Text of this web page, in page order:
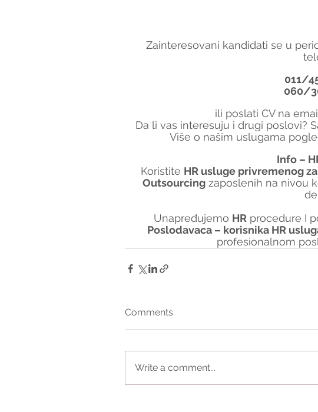
Zainteresovani kandidati se u
011/
060/
ili poslati CV na
Da li vas interesuju i drugi poslovi?
Više o našim uslugama
Info –
Koristite HR usluge privremenog
Outsourcing zaposlenih na nivou
Unapređujemo HR procedure I
Poslodavaca – korisnika HR
profesionalnom
Comments
Write a comment...